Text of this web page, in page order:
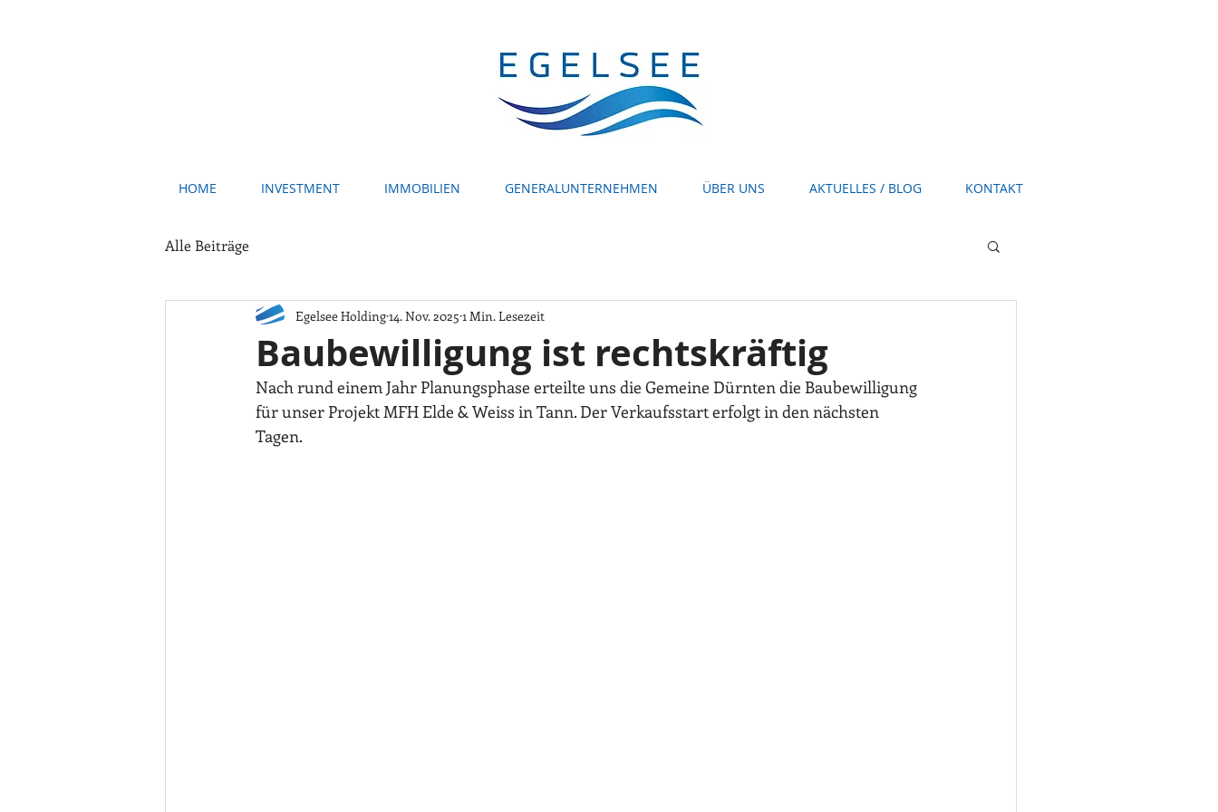
HOME INVESTMENT IMMOBILIEN GENERALUNTERNEHMEN ÜBER UNS AKTUELLES / BLOG KONTAKT
Alle Beiträge
Baubewilligung ist rechtskräftig
Egelsee Holding14. Nov. 2025 1 Min. Lesezeit
Nach rund einem Jahr Planungsphase erteilte uns die Gemeine Dürnten die Baubewilligung
für unser Projekt MFH Elde & Weiss in Tann. Der Verkaufsstart erfolgt in den nächsten
Tagen.